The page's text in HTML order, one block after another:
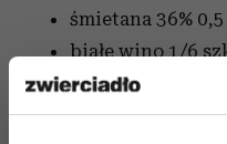
śmietana 36%
białe wino 1/6
przyprawy:
biały, sól, oliwa